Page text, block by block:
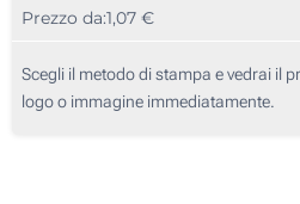
50
125
250
Prezzo da:1,07 €
Scegli il metodo di stampa e vedrai il
logo o immagine immediatamente.